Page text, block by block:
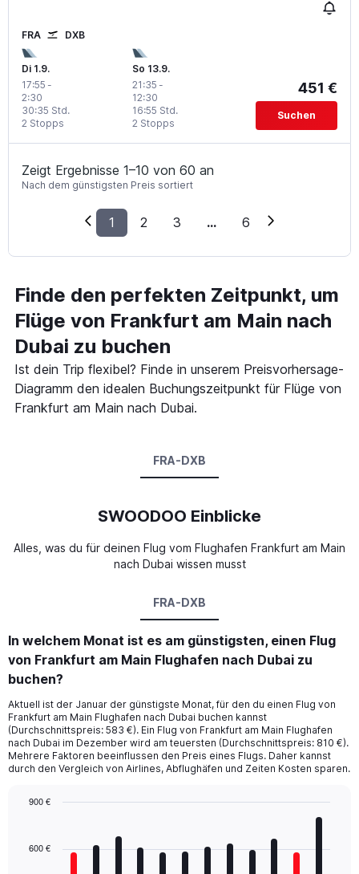
FRA DXB
Di 1.9.
17:55 -
2:30
2 Stopps
30:35 Std.
So 13.9.
21:35 -
12:30
2 Stopps
16:55 Std.
451 €
Suchen
Zeigt Ergebnisse 1–10 von 60 an
Nach dem günstigsten Preis sortiert
1 2 3 ... 6
Finde den perfekten Zeitpunkt, um
Flüge von Frankfurt am Main nach
Dubai zu buchen
Ist dein Trip flexibel? Finde in unserem Preisvorhersage-
Diagramm den idealen Buchungszeitpunkt für Flüge von
Frankfurt am Main nach Dubai.
FRA-DXB
SWOODOO Einblicke
Alles, was du für deinen Flug vom Flughafen Frankfurt am Main
nach Dubai wissen musst
FRA-DXB
In welchem Monat ist es am günstigsten, einen Flug
von Frankfurt am Main Flughafen nach Dubai zu
buchen?
Aktuell ist der Januar der günstigste Monat, für den du einen Flug von
Frankfurt am Main Flughafen nach Dubai buchen kannst
(Durchschnittspreis: 583 €). Ein Flug von Frankfurt am Main Flughafen
nach Dubai im Dezember wird am teuersten (Durchschnittspreis: 810 €).
Mehrere Faktoren beeinflussen den Preis eines Flugs. Daher kannst
durch den Vergleich von Airlines, Abflughäfen und Zeiten Kosten sparen.
with
600 €
900 €